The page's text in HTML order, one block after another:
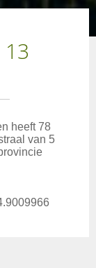
heeft 78
van 5